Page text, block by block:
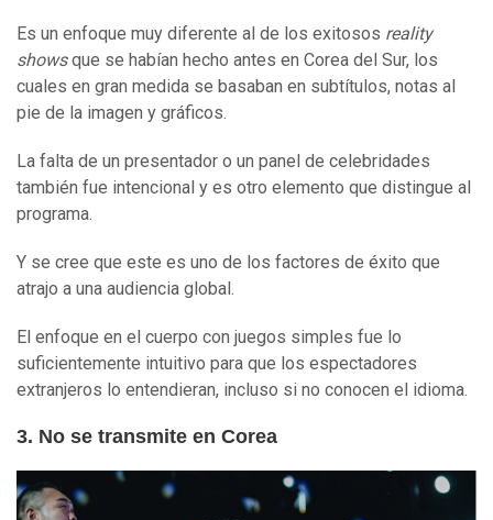
Es un enfoque muy diferente al de los exitosos reality
showsque se habían hecho antes en Corea del Sur, los
cuales en gran medida se basaban en subtítulos, notas al
pie de la imagen y gráficos.
La falta de un presentador o un panel de celebridades
también fue intencional y es otro elemento que distingue al
programa.
Y se cree que este es uno de los factores de éxito que
atrajo a una audiencia global.
El enfoque en el cuerpo con juegos simples fue lo
suficientemente intuitivo para que los espectadores
extranjeros lo entendieran, incluso si no conocen el idioma.
3. No se transmite en Corea